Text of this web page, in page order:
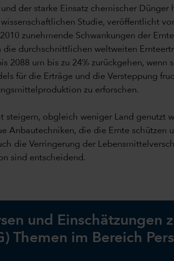
der starke Einsatz chemischer
Studie, veröffentlicht
zunehmende Schwankungen der
durchschnittlichen weltweiten
2088 um bis zu 24% zurückgehen, wenn
für die Erträge und die Versteppung
zu erforschen.
obgleich weniger Land genutzt
Anbautechniken, die die Ernte schützen
die Verringerung der
sind entscheidend.
und Einschätzungen
Themen im Bereich